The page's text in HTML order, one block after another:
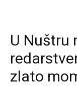
U Nuštru
zlato